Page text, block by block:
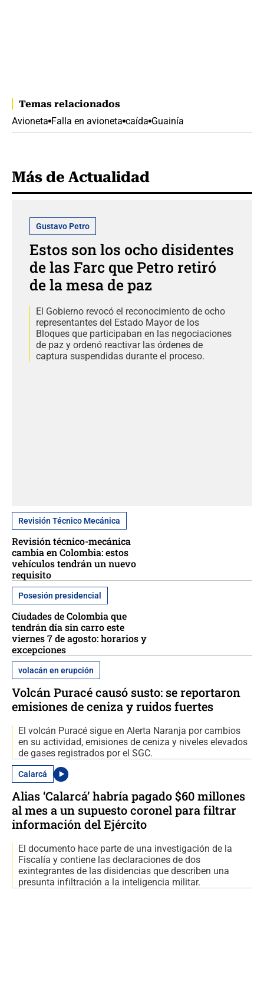
Temas relacionados
Avioneta Falla en avioneta caída Guainía
Más de Actualidad
Gustavo Petro
Estos son los ocho disidentes
de las Farc que Petro retiró
de la mesa de paz
El Gobierno revocó el reconocimiento de ocho
representantes del Estado Mayor de los
Bloques que participaban en las negociaciones
de paz y ordenó reactivar las órdenes de
captura suspendidas durante el proceso.
Revisión Técnico Mecánica
Revisión técnico-mecánica
cambia en Colombia: estos
vehículos tendrán un nuevo
requisito
Posesión presidencial
Ciudades de Colombia que
tendrán día sin carro este
viernes 7 de agosto: horarios y
excepciones
volacán en erupción
Volcán Puracé causó susto: se reportaron
emisiones de ceniza y ruidos fuertes
El volcán Puracé sigue en Alerta Naranja por cambios
en su actividad, emisiones de ceniza y niveles elevados
de gases registrados por el SGC.
Calarcá
Alias ‘Calarcá’ habría pagado $60 millones
al mes a un supuesto coronel para filtrar
información del Ejército
El documento hace parte de una investigación de la
Fiscalía y contiene las declaraciones de dos
exintegrantes de las disidencias que describen una
presunta infiltración a la inteligencia militar.